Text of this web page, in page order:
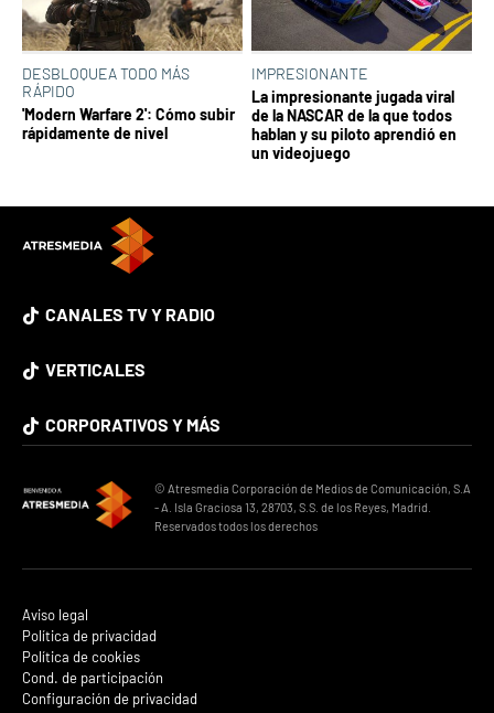
DESBLOQUEA TODO MÁS
RÁPIDO
'Modern Warfare 2': Cómo subir
rápidamente de nivel
IMPRESIONANTE
La impresionante jugada viral
de la NASCAR de la que todos
hablan y su piloto aprendió en
un videojuego
CANALES TV Y RADIO
VERTICALES
CORPORATIVOS Y MÁS
© Atresmedia Corporación de Medios de Comunicación, S.A
- A. Isla Graciosa 13, 28703, S.S. de los Reyes, Madrid.
Reservados todos los derechos
Aviso legal
Política de privacidad
Política de cookies
Cond. de participación
Configuración de privacidad